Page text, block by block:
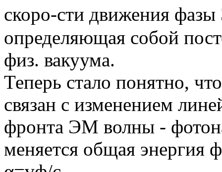
скоро-сти движения
определяющая собой
физ. вакуума.
Теперь стало понятно,
связан с изменением
фронта ЭМ волны -
меняется общая энергия